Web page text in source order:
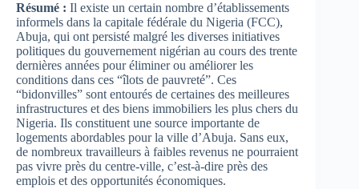
Résumé : Il existe un certain nombre d’établissements
informels dans la capitale fédérale du Nigeria (FCC),
Abuja, qui ont persisté malgré les diverses initiatives
politiques du gouvernement nigérian au cours des trente
dernières années pour éliminer ou améliorer les
conditions dans ces “îlots de pauvreté”. Ces
“bidonvilles” sont entourés de certaines des meilleures
infrastructures et des biens immobiliers les plus chers du
Nigeria. Ils constituent une source importante de
logements abordables pour la ville d’Abuja. Sans eux,
de nombreux travailleurs à faibles revenus ne pourraient
pas vivre près du centre-ville, c’est-à-dire près des
emplois et des opportunités économiques.